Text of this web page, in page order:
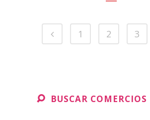
1 2 3
BUSCAR COMERCIOS